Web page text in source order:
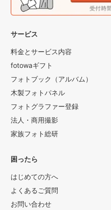
サービス
料金とサービス内容
fotowaギフト
フォトブック（アルバム）
木製フォトパネル
フォトグラファー登録
法人・商用撮影
家族フォト総研
困ったら
はじめての方へ
よくあるご質問
お問い合わせ